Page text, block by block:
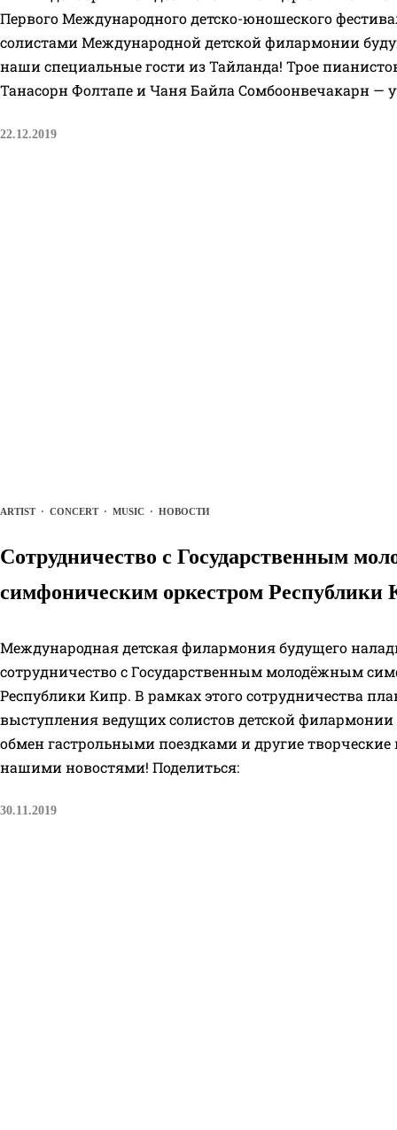
Первого Международного детско-юношеского
солистами Международной детской филармонии
наши специальные гости из Тайланда! Трое
Танасорн Фолтапе и Чаня Байла Сомбоонвечакарн —
22.12.2019
ARTIST· CONCERT· MUSIC · НОВОСТИ
Сотрудничество с Государственным
симфоническим оркестром Республики
Международная детская филармония будущего
сотрудничество с Государственным молодёжным
Республики Кипр. В рамках этого сотрудничества
выступления ведущих солистов детской
обмен гастрольными поездками и другие творческие
нашими новостями! Поделиться:
30.11.2019